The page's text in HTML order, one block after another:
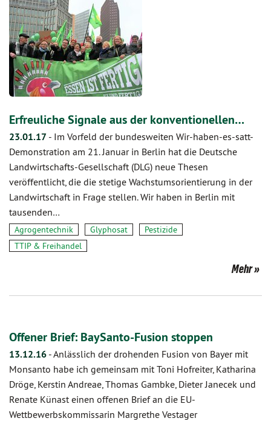
Erfreuliche Signale aus der konventionellen…
23.01.17 - Im Vorfeld der bundesweiten Wir-haben-es-satt-
Demonstration am 21. Januar in Berlin hat die Deutsche
Landwirtschafts-Gesellschaft (DLG) neue Thesen
veröffentlicht, die die stetige Wachstumsorientierung in der
Landwirtschaft in Frage stellen. Wir haben in Berlin mit
tausenden…
Agrogentechnik Glyphosat
Pestizide
TTIP & Freihandel
Mehr
Offener Brief: BaySanto-Fusion stoppen
13.12.16 -Anlässlich der drohenden Fusion von Bayer mit
Monsanto habe ich gemeinsam mit Toni Hofreiter, Katharina
Dröge, Kerstin Andreae, Thomas Gambke, Dieter Janecek und
Renate Künast einen offenen Brief an die EU-
Wettbewerbskommissarin Margrethe Vestager